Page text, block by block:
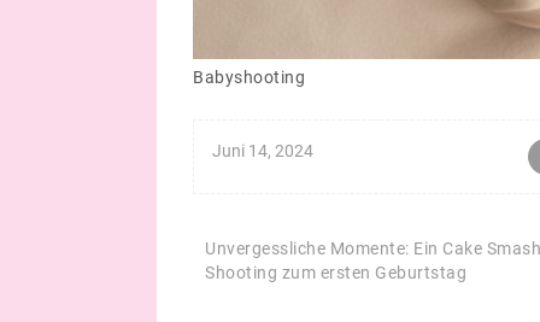
Babyshooting
Juni 14, 2024
Beitragsnavigation
Unvergessliche Momente: Ein Cake Smash
Shooting zum ersten Geburtstag